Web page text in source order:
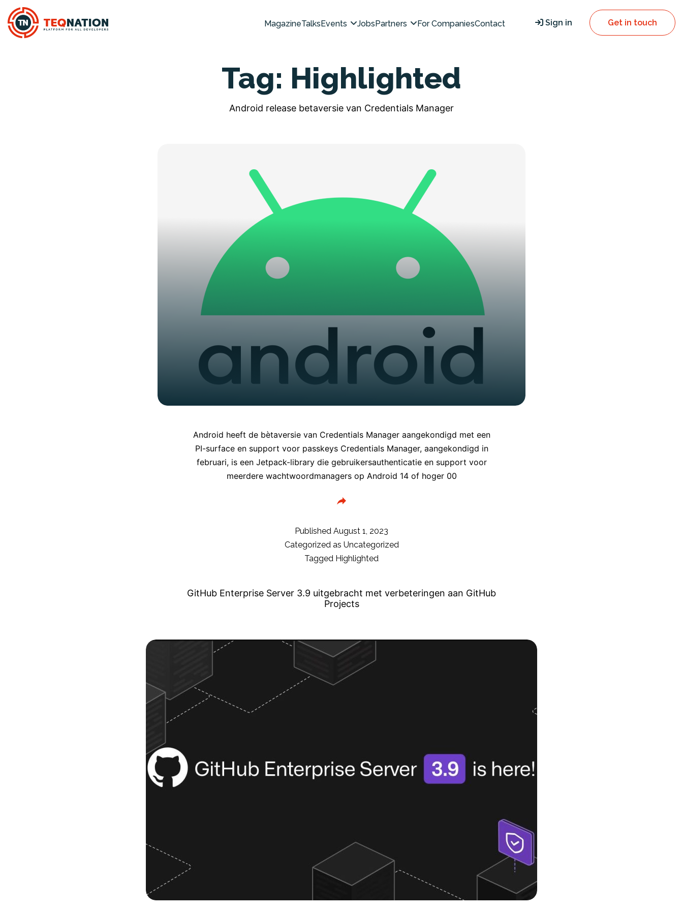
MagazineTalksEvents JobsPartners For CompaniesContact Sign in Get in touch
Tag: Highlighted
Android release betaversie van Credentials Manager
Android heeft de bètaversie van Credentials Manager aangekondigd met een
PI-surface en support voor passkeys Credentials Manager, aangekondigd in
februari, is een Jetpack-library die gebruikersauthenticatie en support voor
meerdere wachtwoordmanagers op Android 14 of hoger 00
Published August 1, 2023
Categorized as Uncategorized
Tagged Highlighted
GitHub Enterprise Server 3.9 uitgebracht met verbeteringen aan GitHub
Projects